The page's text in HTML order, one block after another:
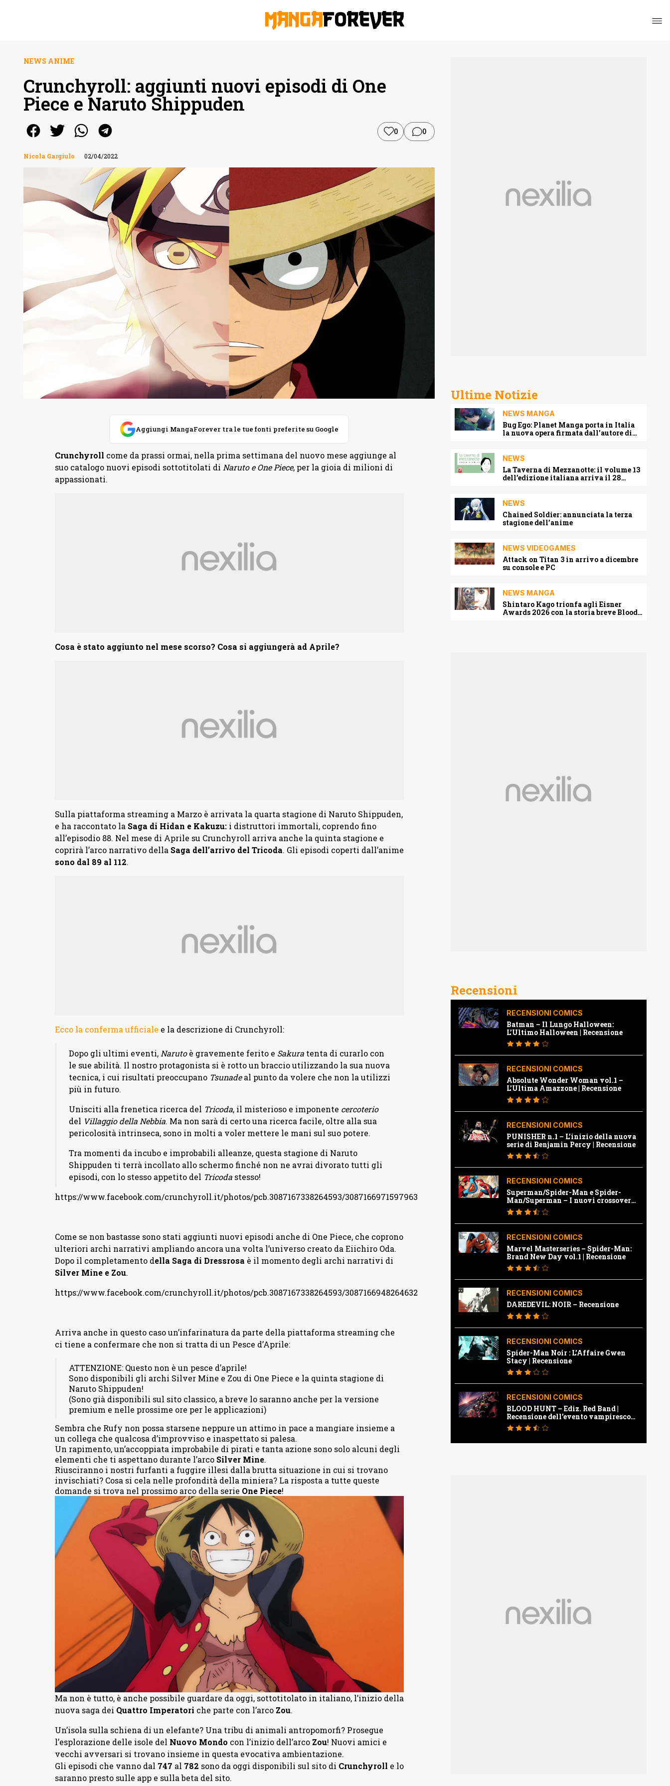
NEWS ANIME
Crunchyroll: aggiunti nuovi episodi di One
Piece e Naruto Shippuden
0 0
Nicola Gargiulo 02/04/2022
Aggiungi MangaForever tra le tue fonti preferite su Google
Crunchyroll come da prassi ormai, nella prima settimana del nuovo mese aggiunge al
suo catalogo nuovi episodi sottotitolati di Naruto e One Piece, per la gioia di milioni di
appassionati.
Cosa è stato aggiunto nel mese scorso? Cosa si aggiungerà ad Aprile?
Sulla piattaforma streaming a Marzo è arrivata la quarta stagione di Naruto Shippuden,
e ha raccontato la Saga di Hidan e Kakuzu:i distruttori immortali, coprendo fino
all’episodio 88. Nel mese di Aprile su Crunchyroll arriva anche la quinta stagione e
coprirà l’arco narrativo della Saga dell’arrivo del Tricoda. Gli episodi coperti dall’anime
sono dal 89 al 112.
Ecco la conferma ufficiale e la descrizione di Crunchyroll:
Dopo gli ultimi eventi, Narutoè gravemente ferito e Sakura tenta di curarlo con
le sue abilità. Il nostro protagonista si è rotto un braccio utilizzando la sua nuova
tecnica, i cui risultati preoccupanoTsunadeal punto da volere che non la utilizzi
più in futuro.
Unisciti alla frenetica ricerca del Tricoda, il misterioso e imponente cercoterio
del Villaggio della Nebbia. Ma non sarà di certo una ricerca facile, oltre alla sua
pericolosità intrinseca, sono in molti a voler mettere le mani sul suo potere.
Tra momenti da incubo e improbabili alleanze, questa stagione di Naruto
Shippuden ti terrà incollato allo schermo finché non ne avrai divorato tutti gli
episodi, con lo stesso appetito del Tricodastesso!
https://www.facebook.com/crunchyroll.it/photos/pcb.3087167338264593/3087166971597963
Come se non bastasse sono stati aggiunti nuovi episodi anche di One Piece, che coprono
ulteriori archi narrativi ampliando ancora una volta l’universo creato da Eiichiro Oda.
Dopo il completamento della Saga di Dressrosa è il momento degli archi narrativi di
Silver Mine e Zou.
https://www.facebook.com/crunchyroll.it/photos/pcb.3087167338264593/3087166948264632
Arriva anche in questo caso un’infarinatura da parte della piattaforma streaming che
ci tiene a confermare che non si tratta di un Pesce d’Aprile:
ATTENZIONE: Questo non è un pesce d’aprile!
Sono disponibili gli archi Silver Mine e Zou di One Piece e la quinta stagione di
Naruto Shippuden!
(Sono già disponibili sul sito classico, a breve lo saranno anche per la versione
premium e nelle prossime ore per le applicazioni)
Sembra che Rufy non possa starsene neppure un attimo in pace a mangiare insieme a
un collega che qualcosa d’improvviso e inaspettato si palesa.
Un rapimento, un’accoppiata improbabile di pirati e tanta azione sono solo alcuni degli
elementi che ti aspettano durante l’arco Silver Mine.
Riusciranno i nostri furfanti a fuggire illesi dalla brutta situazione in cui si trovano
invischiati? Cosa si cela nelle profondità della miniera? La risposta a tutte queste
domande si trova nel prossimo arco della serie One Piece!
Ma non è tutto, è anche possibile guardare da oggi, sottotitolato in italiano, l’inizio della
nuova saga dei Quattro Imperatori che parte con l’arco Zou.
Un’isola sulla schiena di un elefante? Una tribu di animali antropomorfi? Prosegue
l’esplorazione delle isole del Nuovo Mondo con l’inizio dell’arco Zou! Nuovi amici e
vecchi avversari si trovano insieme in questa evocativa ambientazione.
Gli episodi che vanno dal 747 al 782 sono da oggi disponibili sul sito di Crunchyroll e lo
saranno presto sulle app e sulla beta del sito.
Ultime Notizie
NEWS MANGA
Bug Ego: Planet Manga porta in Italia
la nuova opera firmata dall’autore di
NEWS
La Taverna di Mezzanotte: il volume 13
dell’edizione italiana arriva il 28
NEWS
Chained Soldier: annunciata la terza
stagione dell’anime
NEWS VIDEOGAMES
Attack on Titan 3 in arrivo a dicembre
su console e PC
NEWS MANGA
Shintaro Kago trionfa agli Eisner
Awards 2026 con la storia breve Blood
Recensioni
RECENSIONI COMICS
Batman – Il Lungo Halloween:
L’Ultimo Halloween | Recensione
RECENSIONI COMICS
Absolute Wonder Woman vol.1 –
L’Ultima Amazzone | Recensione
RECENSIONI COMICS
PUNISHER n.1 – L’inizio della nuova
serie di Benjamin Percy | Recensione
RECENSIONI COMICS
Superman/Spider-Man e Spider-
Man/Superman – I nuovi crossover
Marvel e Dc | Recensione
RECENSIONI COMICS
Marvel Masterseries – Spider-Man:
Brand New Day vol.1 | Recensione
RECENSIONI COMICS
DAREDEVIL: NOIR – Recensione
RECENSIONI COMICS
Spider-Man Noir : L’Affaire Gwen
Stacy | Recensione
RECENSIONI COMICS
BLOOD HUNT – Ediz. Red Band |
Recensione dell’evento vampiresco
della Marvel